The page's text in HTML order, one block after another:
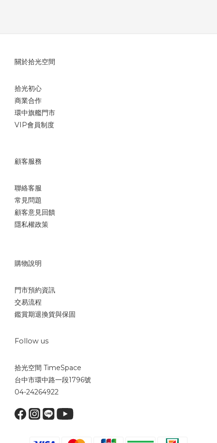
關於拾光空間
拾光初心
商業合作
環中旗艦門市
VIP會員制度
顧客服務
聯絡客服
常見問題
顧客意見回饋
隱私權政策
購物說明
門市預約資訊
交易流程
鑑賞期退換貨與保固
Follow us
拾光空間 TimeSpace
台中市環中路一段1796號
04-24264922